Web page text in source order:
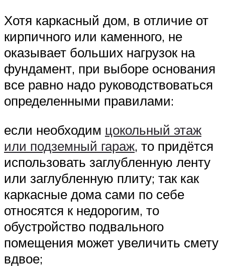
Хотя каркасный дом, в отличие от
кирпичного или каменного, не
оказывает больших нагрузок на
фундамент, при выборе основания
все равно надо руководствоваться
определенными правилами:
если необходим цокольный этаж
или подземный гараж, то придётся
использовать заглубленную ленту
или заглубленную плиту; так как
каркасные дома сами по себе
относятся к недорогим, то
обустройство подвального
помещения может увеличить смету
вдвое;